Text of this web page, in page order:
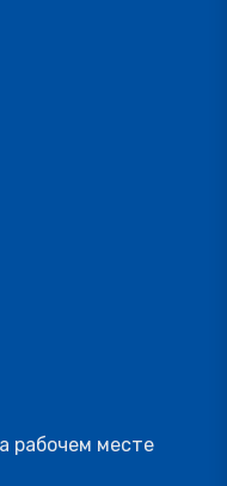
рабочем месте